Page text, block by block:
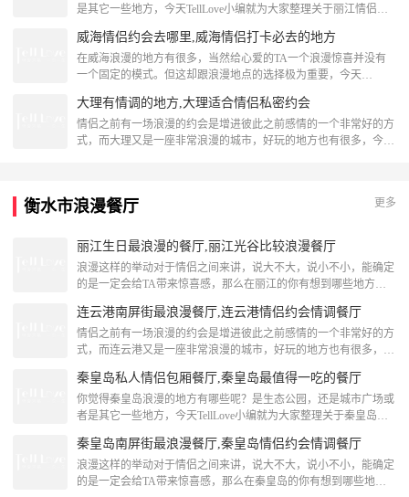
内聚集了全球体育、政治、演艺以及其他行业名流等50余尊名人蜡
是其它一些地方，今天TellLove小编就为大家整理关于丽江情侣玩
楼五凤楼又名“法云阁”，地处黑龙潭北端，原址位于白沙福国寺
内，始建于明朝万历年间，建筑极为精美，如同五只凤凰振翅欲
飞，因此得名，现为云南省人民政府原省长和志强先生的纪念馆。
威海情侣约会去哪里,威海情侣打卡必去的地方
在威海浪漫的地方有很多，当然给心爱的TA一个浪漫惊喜并没有
一个固定的模式。但这却跟浪漫地点的选择极为重要，今天
我们一起来看看吧！威海情侣打卡必去的地方文登学公园文登学公
园位于文登区米山东路北侧，公园面积较大，有很大的广场和空
地，适合在晴天打羽毛球，园内也有运动器械和儿童游乐园，一般
大理有情调的地方,大理适合情侣私密约会
情侣之前有一场浪漫的约会是增进彼此之前感情的一个非常好的方
式，而大理又是一座非常浪漫的城市，好玩的地方也有很多，今天
映，香烟缭绕在寺庵项端，缭绕在森林当中，周围松柏万株，环境
衡水市浪漫餐厅 更多
丽江生日最浪漫的餐厅,丽江光谷比较浪漫餐厅
浪漫这样的举动对于情侣之间来讲，说大不大，说小不小，能确定
的是一定会给TA带来惊喜感，那么在丽江的你有想到哪些地方来
生日最浪漫的餐厅的相关内容吧！丽江生日最浪漫的餐厅小厨子私
房菜·位于丽江古城五一街，就餐环境很有特点，装修古朴大方，
极具民族色彩。 ·过江茄龙几乎每桌必点，用超大的茄子做成酷似
连云港南屏街最浪漫餐厅,连云港情侣约会情调餐厅
情侣之前有一场浪漫的约会是增进彼此之前感情的一个非常好的方
式，而连云港又是一座非常浪漫的城市，好玩的地方也有很多，今
们一起来看看吧！连云港南屏街最浪漫餐厅小武凉皮小武凉皮在连
云港是家老店了，平时许多学生都会放了学来这儿吃上一碗凉皮或
者凉面。现在发展的也有了几家分店，但是每家店还是老味道，店
秦皇岛私人情侣包厢餐厅,秦皇岛最值得一吃的餐厅
你觉得秦皇岛浪漫的地方有哪些呢？是生态公园，还是城市广场或
者是其它一些地方，今天TellLove小编就为大家整理关于秦皇岛私
餐厅天宝酒店(燕山大街总店)天宝位于燕山大街1号，隶属于秦皇
岛市天宝酒店有限公司，天宝酒店保证以优质的服务，精致的菜品
来面对每一位顾客。菜品可荤可素，合理调配，平衡膳食，工艺精
秦皇岛南屏街最浪漫餐厅,秦皇岛情侣约会情调餐厅
浪漫这样的举动对于情侣之间来讲，说大不大，说小不小，能确定
的是一定会给TA带来惊喜感，那么在秦皇岛的你有想到哪些地方